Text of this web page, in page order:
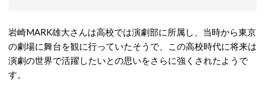
岩崎MARK雄大さんは高校では演劇部に所属し、当時から東京
の劇場に舞台を観に行っていたそうで、この高校時代に将来は
演劇の世界で活躍したいとの思いをさらに強くされたようで
す。